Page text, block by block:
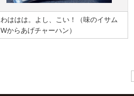
わははは。よし、こい！（味のイサム
Wからあげチャーハン）